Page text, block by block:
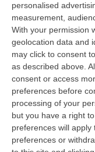
personalised
measurement,
With your permission
geolocation data and
may click to consent
as described above.
consent or access
preferences before
processing of your
but you have a right
preferences will apply
preferences or
l’obbligo di
giudiziaria, tre
di comuni
imprenditori e
L’indagine
coordinata dal
di Paola,
serie di illeciti
evidenza